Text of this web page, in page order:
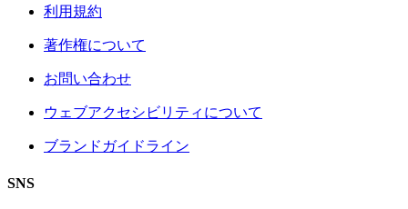
利用規約
著作権について
お問い合わせ
ウェブアクセシビリティについて
ブランドガイドライン
SNS